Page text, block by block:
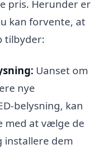
pris. Herunder er
kan forvente, at
tilbyder:
Uanset om
nye
belysning, kan
med at vælge de
installere dem